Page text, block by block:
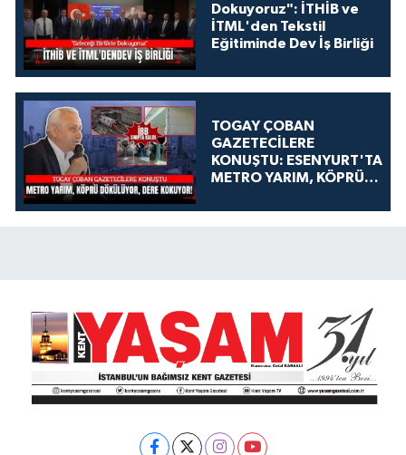
Dokuyoruz": İTHİB ve
İTML'den Tekstil
Eğitiminde Dev İş Birliği
TOGAY ÇOBAN
GAZETECİLERE
KONUŞTU: ESENYURT'TA
METRO YARIM, KÖPRÜ
KOKUYOR!